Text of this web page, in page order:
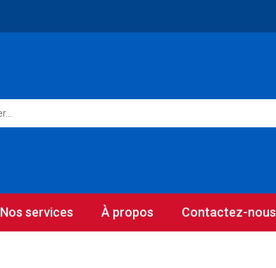
Nos services À propos Contactez-nous